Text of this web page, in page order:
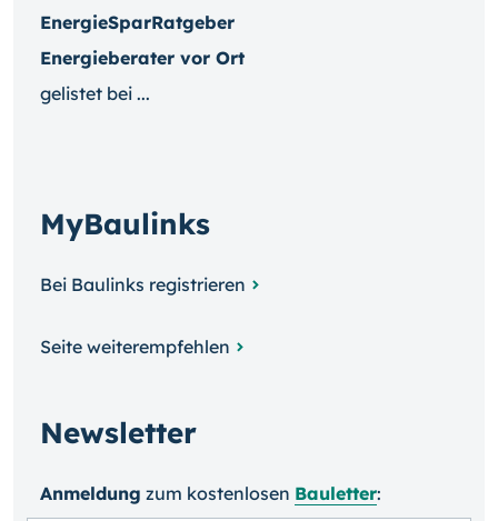
EnergieSparRatgeber
Energieberater vor Ort
gelistet bei ...
MyBaulinks
Bei Baulinks registrieren
Seite weiterempfehlen
Newsletter
Anmeldung zum kosten­losen Bauletter: